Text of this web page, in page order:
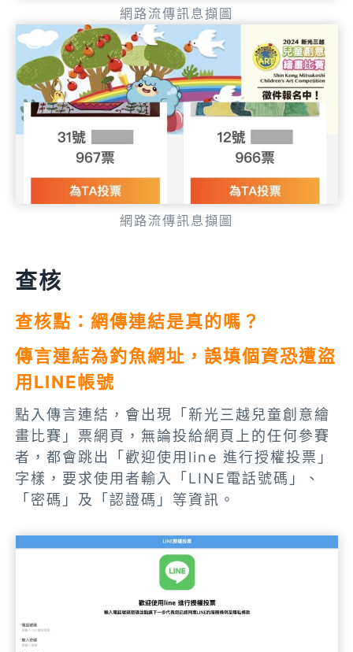
網路流傳訊息擷圖
網路流傳訊息擷圖
查核
查核點：網傳連結是真的嗎？
傳言連結為釣魚網址，誤填個資恐遭盜
用LINE帳號
點入傳言連結，會出現「新光三越兒童創意繪
畫比賽」票網頁，無論投給網頁上的任何參賽
者，都會跳出「歡迎使用line 進行授權投票」
字樣，要求使用者輸入「LINE電話號碼」、
「密碼」及「認證碼」等資訊。